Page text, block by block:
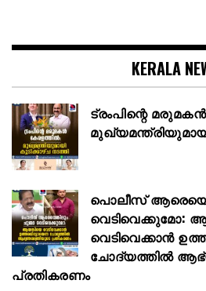
KERALA
ട്രംപിന്റെ
പൊലീസ്
വെടിവെക്കുമോ:
വെടിവെക്കാൻ
ചോദ്യത്തിൽ
പ്രതികരണം